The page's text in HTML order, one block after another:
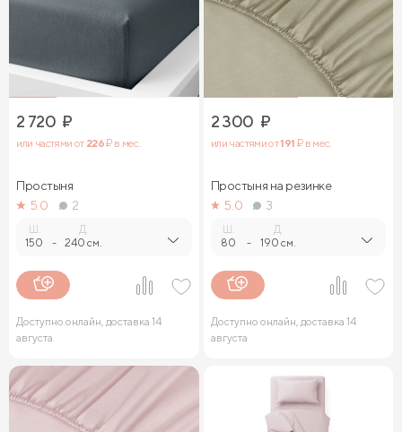
2 720 ₽
или частями от 226₽ в мес.
Простыня
5.0
2
150 -
Д.
240 см.
Доступно онлайн, доставка 14
августа
2 300 ₽
или частями от191 ₽ в мес.
Простыня на резинке
5.0
3
80 -
Д.
190 см.
Доступно онлайн, доставка 14
августа